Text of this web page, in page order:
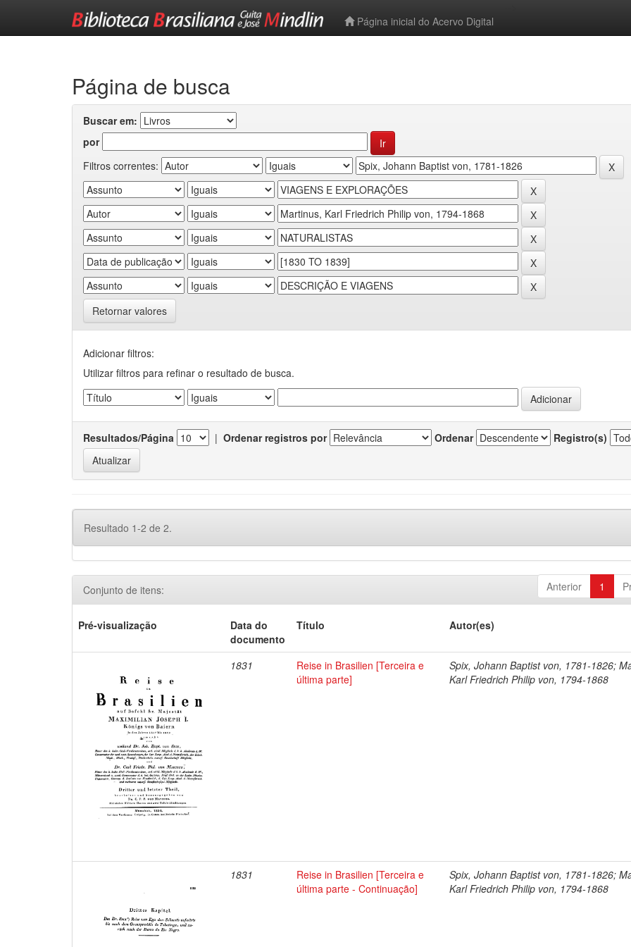
Página inicial do Acervo Digital
Página de busca
Buscar em:
por
Filtros correntes:
Retornar valores
Adicionar filtros:
Utilizar filtros para refinar o resultado de busca.
Resultados/Página | Ordenar registros por Ordenar Registro(s)
Resultado 1-2 de 2.
Anterior 1
Conjunto de itens:
Pré-visualização
Data do
documento
Título Autor(es)
1831
Reise in Brasilien [Terceira e
última parte]
Spix, Johann Baptist von, 1781-1826;
Karl Friedrich Philip von, 1794-1868
1831
Reise in Brasilien [Terceira e
última parte - Continuação]
Spix, Johann Baptist von, 1781-1826;
Karl Friedrich Philip von, 1794-1868